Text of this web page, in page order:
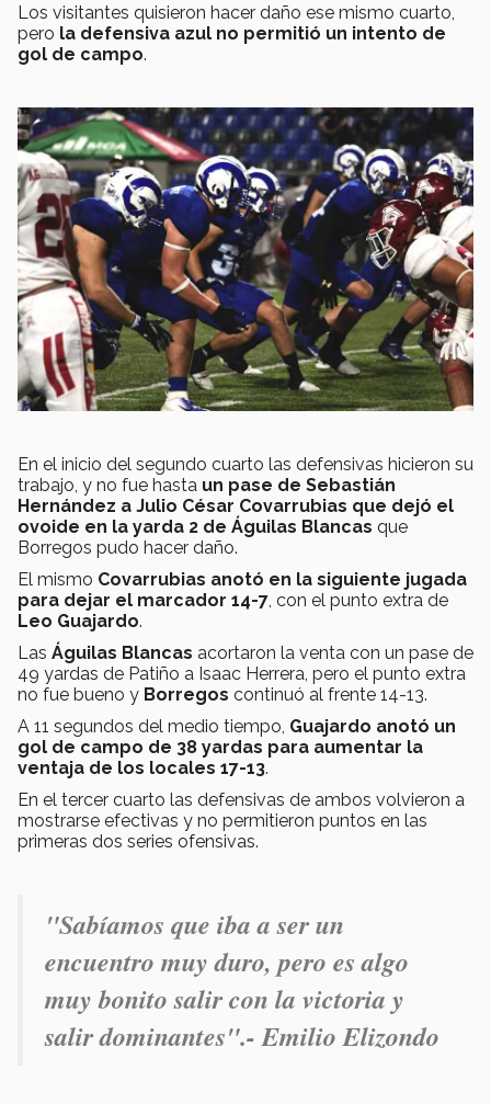
Los visitantes quisieron hacer daño ese mismo cuarto,
pero la defensiva azul no permitió un intento de
gol de campo.
En el inicio del segundo cuarto las defensivas hicieron su
trabajo, y no fue hasta un pase de Sebastián
Hernández a Julio César Covarrubias que dejó el
ovoide en la yarda 2 de Águilas Blancas que
Borregos pudo hacer daño.
El mismo Covarrubias anotó en la siguiente jugada
para dejar el marcador 14-7, con el punto extra de
Leo Guajardo.
Las Águilas Blancas acortaron la venta con un pase de
49 yardas de Patiño a Isaac Herrera, pero el punto extra
no fue bueno y Borregos continuó al frente 14-13.
A 11 segundos del medio tiempo, Guajardo anotó un
gol de campo de 38 yardas para aumentar la
ventaja de los locales 17-13.
En el tercer cuarto las defensivas de ambos volvieron a
mostrarse efectivas y no permitieron puntos en las
primeras dos series ofensivas.
"Sabíamos que iba a ser un
encuentro muy duro, pero es algo
muy bonito salir con la victoria y
salir dominantes".- Emilio Elizondo